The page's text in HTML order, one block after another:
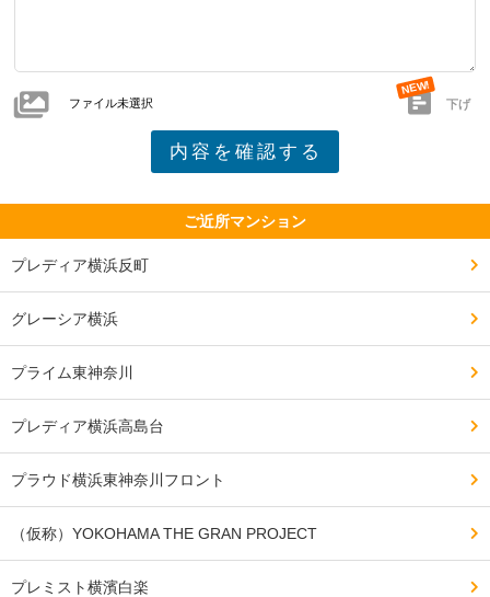
ファイル未選択 下げ
ご近所マンション
プレディア横浜反町
グレーシア横浜
プライム東神奈川
プレディア横浜高島台
プラウド横浜東神奈川フロント
（仮称）YOKOHAMA THE GRAN PROJECT
プレミスト横濱白楽